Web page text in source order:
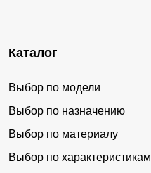
Каталог
Выбор по модели
Выбор по назначению
Выбор по материалу
Выбор по характеристикам